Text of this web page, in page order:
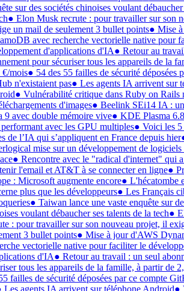
sur des sociétés chinoises voulant débaucher
● Elon Musk recrute : pour travailler sur son
un mail de seulement 3 bullet points● Mise
avec recherche vectorielle native pour
d'applications d'IA● Retour au
pour sécuriser tous les appareils de la
mois● 54 des 55 failles de sécurité déposées
n'existaient pas● Les agents IA arrivent sur
● Vulnérabilité critique dans Ruby on Rails
d'images● Beelink SEi14 IA :
9 avec double mémoire vive● KDE Plasma
avec les GPU multiples● Voici les 5
de l’IA qui s’appliquent en France depuis hier
mise sur un développement de logiciels
● Rencontre avec le "radical d'internet" qui
l'email et AT&T à se connecter en ligne●
: Microsoft augmente encore● L'hécatombe
plus que les développeurs● Les Français
● Taiwan lance une vaste enquête sur
voulant débaucher ses talents de la tech●
: pour travailler sur son nouveau projet, il
3 bullet points● Mise à jour d'AWS
vectorielle native pour faciliter le
d'IA● Retour au travail : un seul
tous les appareils de la famille, à partir de
failles de sécurité déposées par ce compte